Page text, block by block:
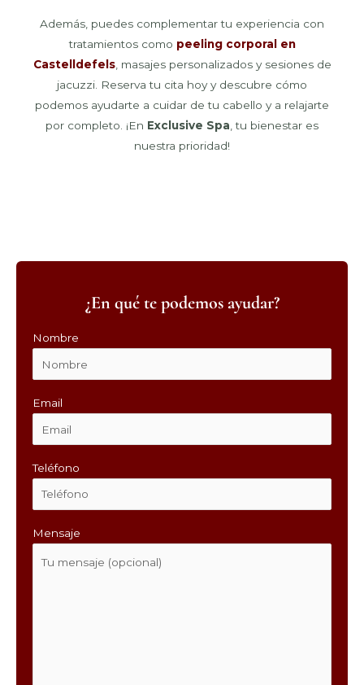
Además, puedes complementar tu experiencia con
tratamientos como peeling corporal en
Castelldefels, masajes personalizados y sesiones de
jacuzzi. Reserva tu cita hoy y descubre cómo
podemos ayudarte a cuidar de tu cabello y a relajarte
por completo. ¡En Exclusive Spa, tu bienestar es
nuestra prioridad!
¿En qué te podemos ayudar?
Nombre
Email
Teléfono
Mensaje